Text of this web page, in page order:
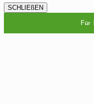
SCHLIEßEN
Für